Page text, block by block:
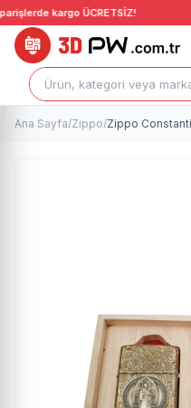
kargo ÜCRETSİZ!
Ana Sayfa/Zippo/